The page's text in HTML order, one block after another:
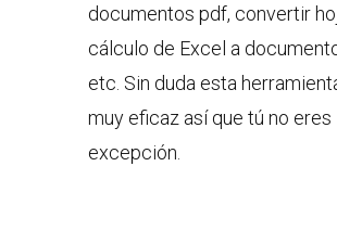
documentos pdf, convertir
cálculo de Excel a
etc. Sin duda esta
muy eficaz así que tú no eres
excepción.